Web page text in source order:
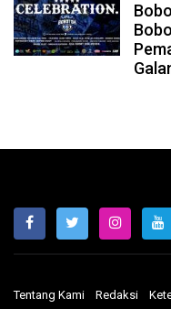
Tentang Kami Redaksi